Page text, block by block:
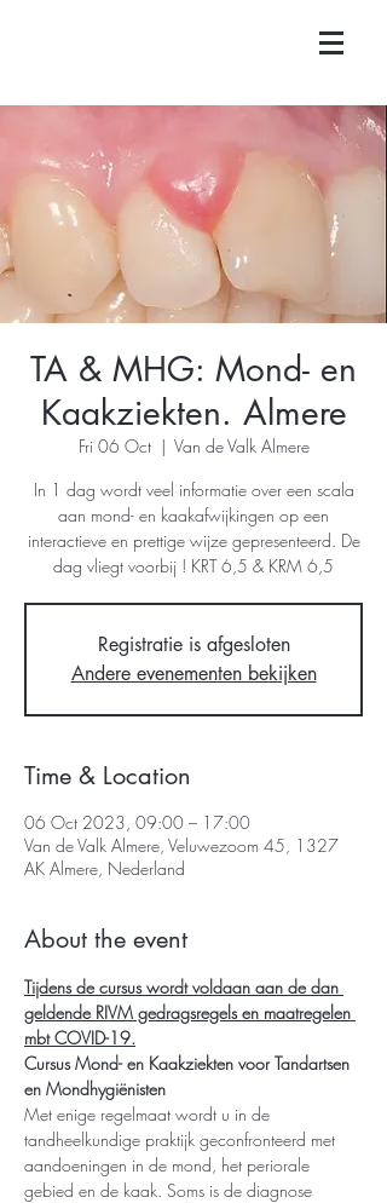
TA & MHG: Mond- en
Kaakziekten. Almere
Fri 06 Oct
  |
Van de Valk Almere
In 1 dag wordt veel informatie over een scala
aan mond- en kaakafwijkingen op een
interactieve en prettige wijze gepresenteerd. De
dag vliegt voorbij ! KRT 6,5 & KRM 6,5
Registratie is afgesloten
Andere evenementen bekijken
Time & Location
06 Oct 2023, 09:00 – 17:00
Van de Valk Almere, Veluwezoom 45, 1327
AK Almere, Nederland
About the event
Tijdens de cursus wordt voldaan aan de dan
geldende RIVM gedragsregels en maatregelen
mbt COVID-19.
Cursus Mond- en Kaakziekten voor Tandartsen
en Mondhygiënisten
Met enige regelmaat wordt u in de
tandheelkundige praktijk geconfronteerd met
aandoeningen in de mond, het periorale
gebied en de kaak. Soms is de diagnose